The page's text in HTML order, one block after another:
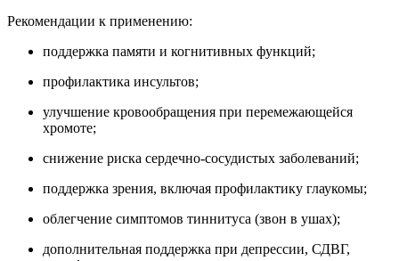
Рекомендации к применению:
поддержка памяти и когнитивных функций;
профилактика инсультов;
улучшение кровообращения при перемежающейся
хромоте;
снижение риска сердечно-сосудистых заболеваний;
поддержка зрения, включая профилактику глаукомы;
облегчение симптомов тиннитуса (звон в ушах);
дополнительная поддержка при депрессии, СДВГ,